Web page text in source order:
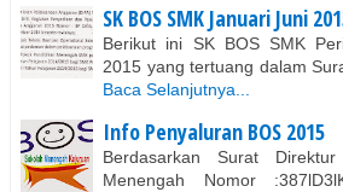
SK BOS SMK Januari Juni
Berikut ini SK BOS SMK
2015 yang tertuang dalam
Baca Selanjutnya...
Info Penyaluran BOS 2015
Berdasarkan Surat
Menengah Nomor